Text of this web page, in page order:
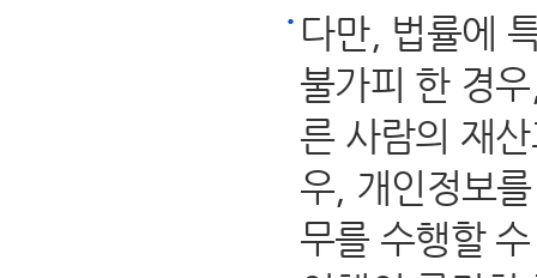
다만, 법률에
불가피 한 경
른 사람의 재
우, 개인정보
무를 수행할